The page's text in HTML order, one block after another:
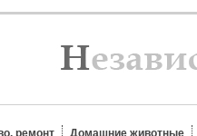
ремонт
Домашние животные